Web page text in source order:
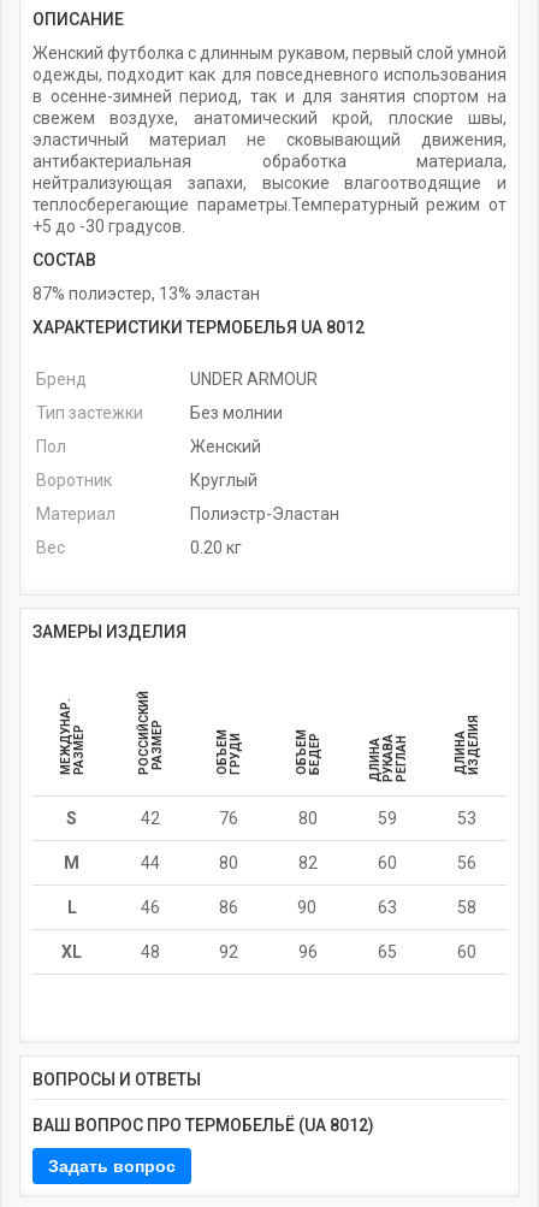
ОПИСАНИЕ
Женский футболка с длинным рукавом, первый слой умной
одежды, подходит как для повседневного использования
в осенне-зимней период, так и для занятия спортом на
свежем воздухе, анатомический крой, плоские швы,
эластичный материал не сковывающий движения,
антибактериальная обработка материала,
нейтрализующая запахи, высокие влагоотводящие и
теплосберегающие параметры.Температурный режим от
+5 до -30 градусов.
СОСТАВ
87% полиэстер, 13% эластан
ХАРАКТЕРИСТИКИ ТЕРМОБЕЛЬЯ UA 8012
Бренд
UNDER ARMOUR
Тип застежки
Без молнии
Пол
Женский
Воротник
Круглый
Материал
Полиэстр-Эластан
Вес
0.20 кг
ЗАМЕРЫ ИЗДЕЛИЯ
МЕЖДУНАР.РАЗМЕР Р
О
С
С
И
Й
С
К
И
Й
Р
А
З
М
ЕР ОБЪЕМГРУДИ ОБЪЕМБЕДЕР ДЛИНАРУКАВАРЕГЛАН ДЛИНАИЗДЕЛИЯ
S 42 76 80 59 53
M 44 80 82 60 56
L 46 86 90 63 58
XL 48 92 96 65 60
ВОПРОСЫ И ОТВЕТЫ
ВАШ ВОПРОС ПРО ТЕРМОБЕЛЬЁ (UA 8012)